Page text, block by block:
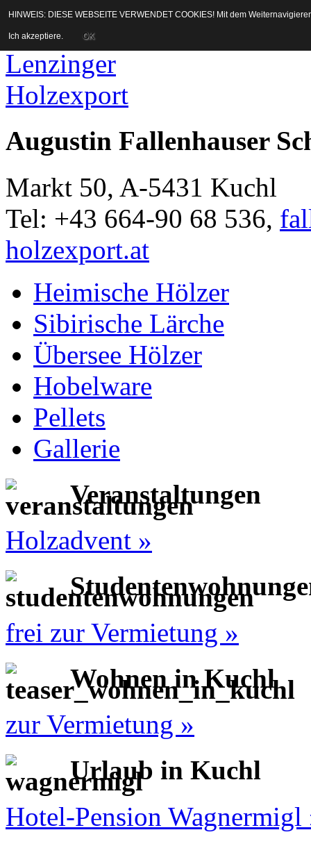
Springe direkt zur
Augustin Fallenhauser
Markt 50, A-5431 Kuchl
Tel: +43 664-90 68 536,
holzexport.at
Heimische Hölzer
Sibirische Lärche
Übersee Hölzer
Hobelware
Pellets
Gallerie
Veranstaltungen
Holzadvent »
frei zur Vermietung »
Wohnen in Kuchl
zur Vermietung »
Urlaub in Kuchl
Hotel-Pension Wagnermigl
HINWEIS: DIESE WEBSEITE VERWENDET COOKIES! Mit dem
Ich akzeptiere. OK